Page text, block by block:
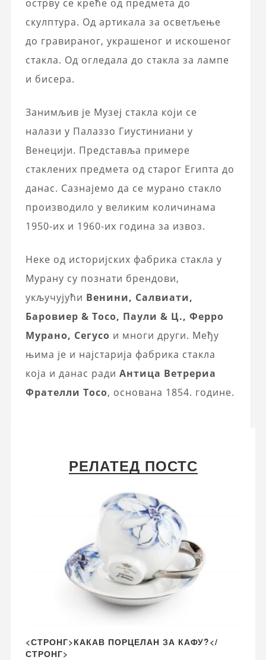
острву се креће од предмета до
скулптура. Од артикала за осветљење
до гравираног, украшеног и искошеног
стакла. Од огледала до стакла за лампе
и бисера.
Занимљив је Музеј стакла који се
налази у Палаззо Гиустиниани у
Венецији. Представља примере
стаклених предмета од старог Египта до
данас. Сазнајемо да се мурано стакло
производило у великим количинама
1950-их и 1960-их година за извоз.
Неке од историјских фабрика стакла у
Мурану су познати брендови,
укључујући Венини, Салвиати,
Баровиер & Тосо, Паули & Ц., Ферро
Мурано, Сегусо и многи други. Међу
њима је и најстарија фабрика стакла
која и данас ради Антица Ветрериа
Фрателли Тосо, основана 1854. године.
РЕЛАТЕД ПОСТС
<СТРОНГ>КАКАВ ПОРЦЕЛАН ЗА КАФУ?</
СТРОНГ>